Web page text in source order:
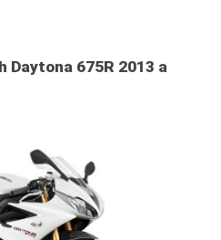
Daytona 675R 2013 a